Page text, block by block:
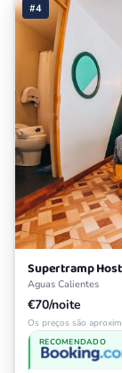
#4
Supertramp
Aguas Calientes
€70/noite
Os preços são
RECOMENDADO